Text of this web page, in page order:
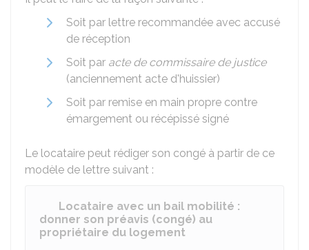
Soit par lettre recommandée avec accusé
de réception
Soit par acte de commissaire de justice
(anciennement acte d'huissier)
Soit par remise en main propre contre
émargement ou récépissé signé
Le locataire peut rédiger son congé à partir de ce
modèle de lettre suivant :
Locataire avec un bail mobilité :
donner son préavis (congé) au
propriétaire du logement